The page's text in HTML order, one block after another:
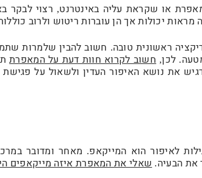
או שקראת עליה באינטרנט, רצוי לבקר
מראות יכולות אך הן עוברות ריטוש ולרוב
ראשונית טובה. חשוב להבין שלמרות
. לכן, חשוב לקרוא חוות דעת על המאפרת
את נושא האיפור העדין ולשאול על פגישת
לאיפור הוא המייקאפ. מאחר ומדובר
את הבעיה. שאלי את המאפרת איזה מייקאפים